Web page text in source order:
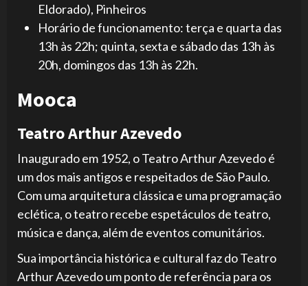
Eldorado), Pinheiros
Horário de funcionamento: terça e quarta das
13h às 22h; quinta, sexta e sábado das 13h às
20h, domingos das 13h às 22h.
Mooca
Teatro Arthur Azevedo
Inaugurado em 1952, o Teatro Arthur Azevedo é
um dos mais antigos e respeitados de São Paulo.
Com uma arquitetura clássica e uma programação
eclética, o teatro recebe espetáculos de teatro,
música e dança, além de eventos comunitários.
Sua importância histórica e cultural faz do Teatro
Arthur Azevedo um ponto de referência para os